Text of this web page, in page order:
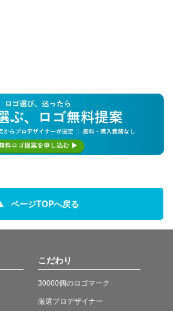
ページTOPへ戻る
こだわり
30000個のロゴマーク
厳選プロデザイナー